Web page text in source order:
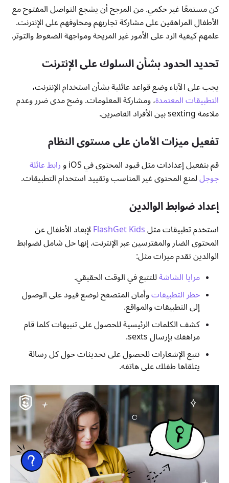
كن مستمعًا غير حكمي. من المرجح أن يشجع التواصل المفتوح مع
الأطفال المراهقين على مشاركة تجاربهم ومخاوفهم على الإنترنت.
علمهم كيفية الرد على الأمور غير المريحة ومواجهة الضغوط والتوتر.
تحديد الحدود بشأن السلوك على الإنترنت
يجب على الآباء وضع قواعد عائلية بشأن استخدام الإنترنت،
التطبيقات المعتمدة، ومشاركة المعلومات. وضح مدى ضرر وعدم
ملاءمة sexting بين الأفراد القاصرين.
تفعيل ميزات الأمان على مستوى النظام
قم بتفعيل إعدادات مثل قيود المحتوى في iOS و رابط عائلة
جوجللمنع المحتوى غير المناسب وتقييد استخدام التطبيقات.
إعداد ضوابط الوالدين
استخدم تطبيقات مثلFlashGet Kidsلإبعاد الأطفال عن
المحتوى الضار والمفترسين عبر الإنترنت. إنها حل شامل لضوابط
الوالدين تقدم ميزات مثل:
مرايا الشاشةللتتبع في الوقت الحقيقي.
حظر التطبيقاتوأمان المتصفح لوضع قيود على الوصول
إلى التطبيقات والمواقع.
كشف الكلمات الرئيسية للحصول على تنبيهات كلما قام
مراهقك بإرسال sexts.
تتبع الإشعارات للحصول على تحديثات حول كل رسالة
يتلقاها طفلك على هاتفه.